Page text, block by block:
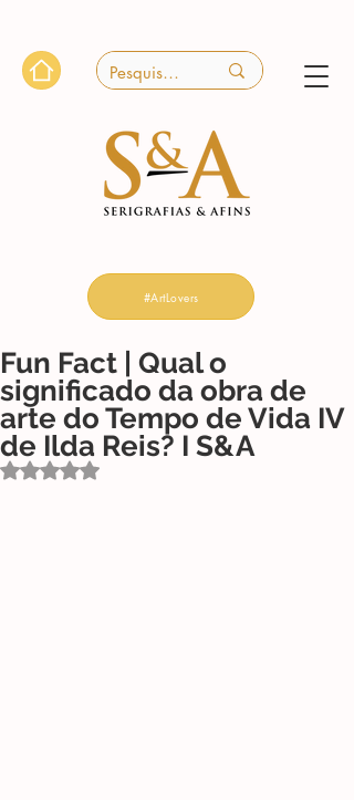
#ArtLovers
Fun Fact | Qual o
significado da obra de
arte do Tempo de Vida IV
de Ilda Reis? I S&A
Avaliado com NaN de 5 estrelas.